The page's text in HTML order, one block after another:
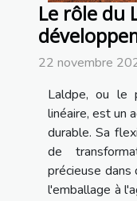
Le rôle du
22 novembre
Laldpe, ou le
linéaire, est un
durable. Sa
de
précieuse dans
l'emballage à